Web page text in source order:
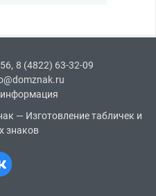
, 8 (4822) 63-32-09
— Изготовление табличек и
знаков